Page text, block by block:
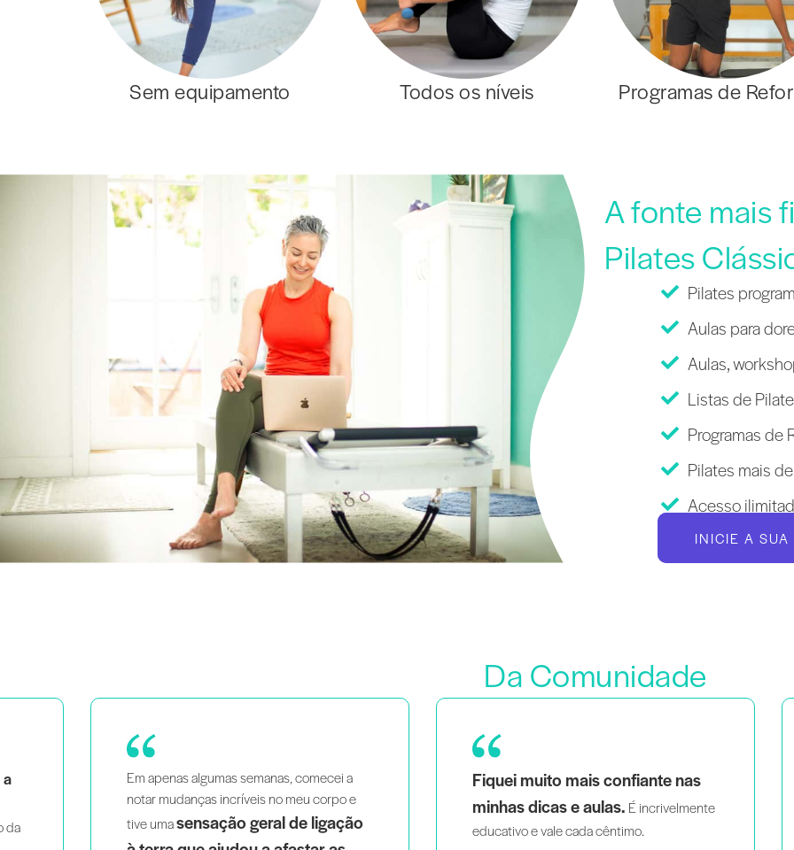
Sem equipamento Todos os níveis Programas de
A fonte mais
Pilates
Pilates
Aulas para
Aulas,
Listas de
Programas de
Pilates mais
Acesso
INICIE A SUA
Da Comunidade
Fiquei muito mais confiante nas
minhas dicas e aulas.É incrivelmente
educativo e vale cada cêntimo.
Como mãe de gémeos que é também uma
mulher negra e queer,ver pessoas que
se parecem comigo a ensinar de